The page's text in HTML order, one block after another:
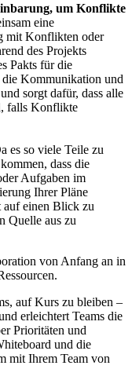
um Konflikte
eine
mit Konflikten oder
des Projekts
Pakts für die
Kommunikation und
sorgt dafür, dass alle
falls Konflikte
es so viele Teile zu
dass die
Aufgaben im
Ihrer Pläne
auf einen Blick zu
Quelle aus zu
von Anfang an in
auf Kurs zu bleiben –
erleichtert Teams die
Prioritäten und
und die
mit Ihrem Team von